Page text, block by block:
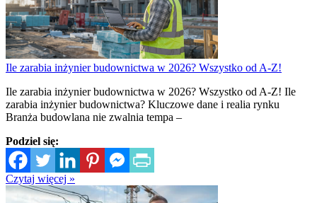
Ile zarabia inżynier budownictwa w 2026? Wszystko od A-Z!
Ile zarabia inżynier budownictwa w 2026? Wszystko od A-Z! Ile
zarabia inżynier budownictwa? Kluczowe dane i realia rynku
Branża budowlana nie zwalnia tempa –
Podziel się:
Czytaj więcej »